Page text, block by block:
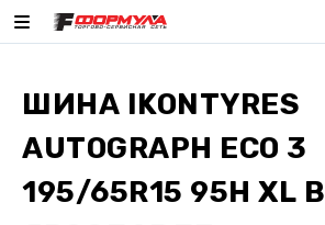
ШИНА IKONTYRES
AUTOGRAPH ECO 3
195/65R15 95H XL В